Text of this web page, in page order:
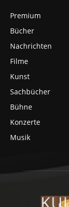
Premium
Bücher
Nachrichten
Filme
Kunst
Sachbücher
Bühne
Konzerte
Musik